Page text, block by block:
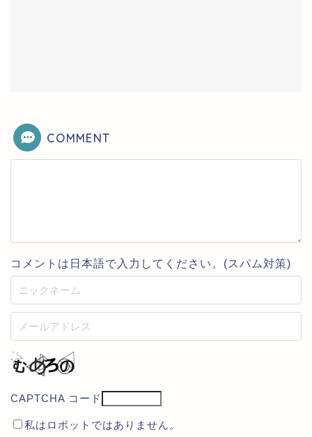
COMMENT
コメントは日本語で入力してください。(スパム対策)
CAPTCHA コード
私はロボットではありません。